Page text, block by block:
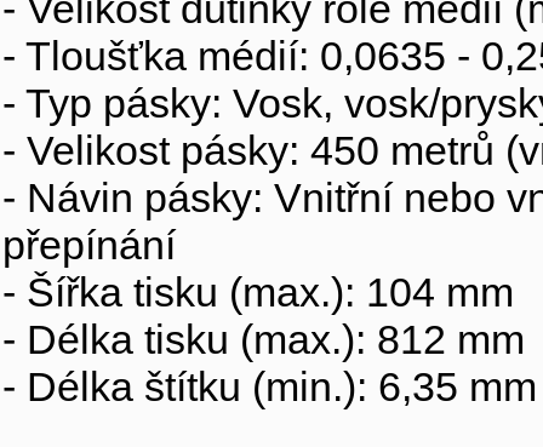
- Tloušťka médií: 0,0635 -
- Typ pásky: Vosk, vosk/
- Velikost pásky: 450 metrů
- Návin pásky: Vnitřní nebo
přepínání
- Šířka tisku (max.): 104 mm
- Délka tisku (max.): 812 mm
- Délka štítku (min.): 6,35 mm